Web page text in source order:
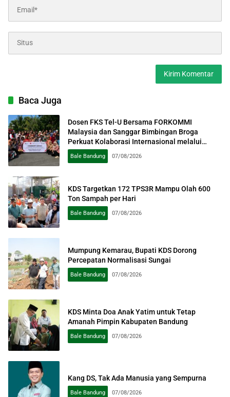
Baca Juga
Dosen FKS Tel-U Bersama FORKOMMI
Malaysia dan Sanggar Bimbingan Broga
Perkuat Kolaborasi Internasional melalui
Pengabdian kepada Masyarakat
Bale Bandung 07/08/2026
KDS Targetkan 172 TPS3R Mampu Olah 600
Ton Sampah per Hari
Bale Bandung 07/08/2026
Mumpung Kemarau, Bupati KDS Dorong
Percepatan Normalisasi Sungai
Bale Bandung 07/08/2026
KDS Minta Doa Anak Yatim untuk Tetap
Amanah Pimpin Kabupaten Bandung
Bale Bandung 07/08/2026
Kang DS, Tak Ada Manusia yang Sempurna
Bale Bandung 07/08/2026